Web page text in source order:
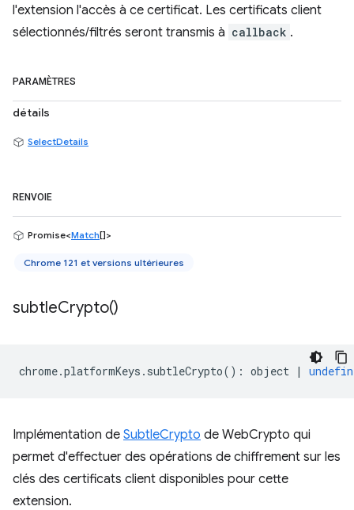
l'extension l'accès à ce certificat. Les certificats client
sélectionnés/filtrés seront transmis à callback .
PARAMÈTRES
détails
SelectDetails
RENVOIE
Promise<Match[]>
Chrome 121 et versions ultérieures
subtleCrypto()
chrome.platformKeys . subtleCrypto() : object |
Implémentation de SubtleCrypto de WebCrypto qui
permet d'effectuer des opérations de chiffrement sur les
clés des certificats client disponibles pour cette
extension.